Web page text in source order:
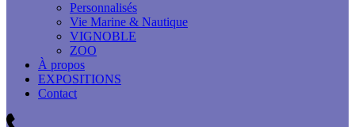
Personnalisés
Vie Marine & Nautique
VIGNOBLE
ZOO
À propos
EXPOSITIONS
Contact